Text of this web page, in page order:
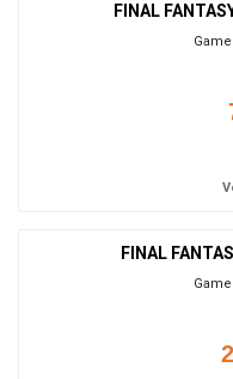
FINAL
FINAL